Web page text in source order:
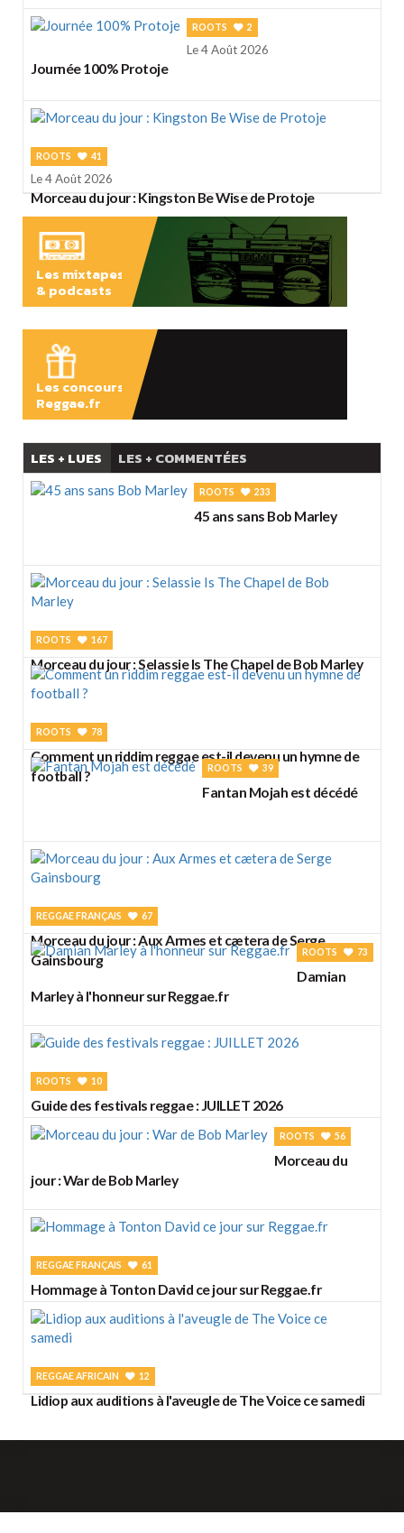
ROOTS 2
Le 4 Août 2026
Journée 100% Protoje
ROOTS 41
Le 4 Août 2026
Morceau du jour : Kingston Be Wise de Protoje
Les mixtapes
& podcasts
Les concours
Reggae.fr
LES + LUES LES + COMMENTÉES
ROOTS 233
45 ans sans Bob Marley
ROOTS 167
Morceau du jour : Selassie Is The Chapel de Bob Marley
ROOTS 78
Comment un riddim reggae est-il devenu un hymne de
football ?
ROOTS 39
Fantan Mojah est décédé
REGGAE FRANÇAIS 67
Morceau du jour : Aux Armes et cætera de Serge
Gainsbourg
ROOTS 73
Damian
Marley à l'honneur sur Reggae.fr
ROOTS 10
Guide des festivals reggae : JUILLET 2026
ROOTS 56
Morceau du
jour : War de Bob Marley
REGGAE FRANÇAIS 61
Hommage à Tonton David ce jour sur Reggae.fr
REGGAE AFRICAIN 12
Lidiop aux auditions à l'aveugle de The Voice ce samedi